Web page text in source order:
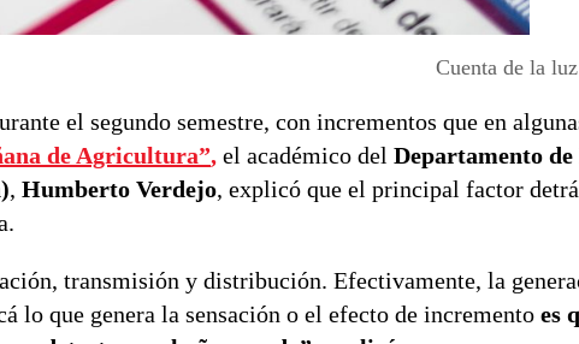
Cuenta de la
el segundo semestre, con incrementos que en
de Agricultura”, el académico del Departamento
, Humberto Verdejo, explicó que el principal factor
transmisión y distribución. Efectivamente, la
lo que genera la sensación o el efecto de incremento es